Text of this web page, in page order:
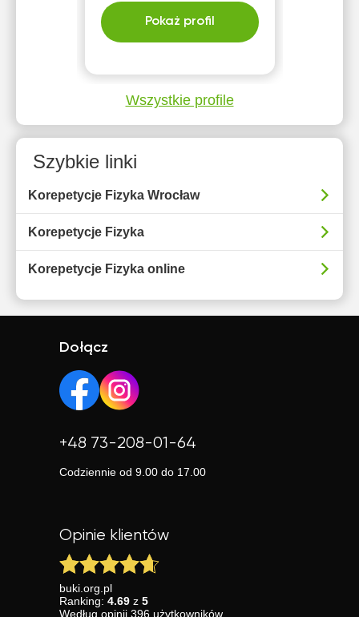
Pokaż profil
Wszystkie profile
Szybkie linki
Korepetycje Fizyka Wrocław
Korepetycje Fizyka
Korepetycje Fizyka online
Dołącz
+48 73-208-01-64
Codziennie od 9.00 do 17.00
Opinie klientów
buki.org.pl
Ranking: 4.69 z 5
Według opinii 396 użytkowników